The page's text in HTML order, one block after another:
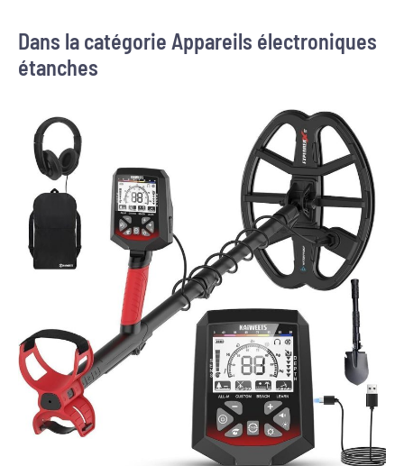
Dans la catégorie Appareils électroniques
étanches